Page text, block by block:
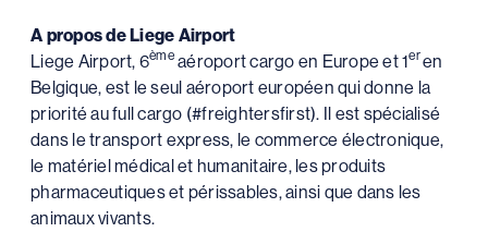
A propos de Liege Airport
Liege Airport, 6èmeaéroport cargo en Europe et 1eren
Belgique, est le seul aéroport européen qui donne la
priorité au full cargo (#freightersfirst). Il est spécialisé
dans le transport express, le commerce électronique,
le matériel médical et humanitaire, les produits
pharmaceutiques et périssables, ainsi que dans les
animaux vivants.